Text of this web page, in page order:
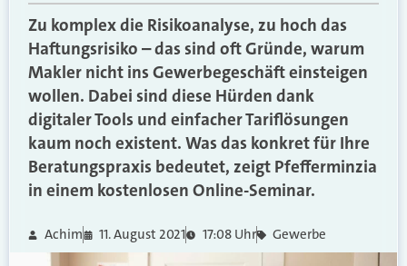
Zu komplex die Risikoanalyse, zu hoch das
Haftungsrisiko – das sind oft Gründe, warum
Makler nicht ins Gewerbegeschäft einsteigen
wollen. Dabei sind diese Hürden dank
digitaler Tools und einfacher Tariflösungen
kaum noch existent. Was das konkret für Ihre
Beratungspraxis bedeutet, zeigt Pfefferminzia
in einem kostenlosen Online-Seminar.
Achim 11. August 2021 17:08 Uhr Gewerbe